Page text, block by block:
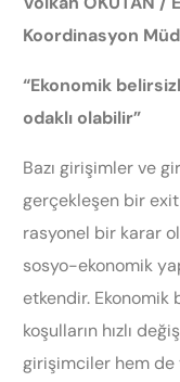
Koordinasyon
“Ekonomik
odaklı olabilir”
Bazı girişimler ve
gerçekleşen bir exit
rasyonel bir karar
sosyo-ekonomik
etkendir.
koşulların hızlı
girişimciler hem de